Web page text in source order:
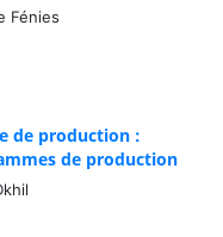
Fénies
de production :
de production